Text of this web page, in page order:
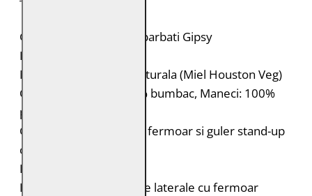
Geaca de piele pentru barbati Gipsy
Brand: Gipsy
Material: 100% piele naturala (Miel Houston Veg)
Captuseala: Corp: 100% bumbac, Maneci: 100%
poliester
Geaca de piele biker cu fermoar si guler stand-up
cu capsa
Insertii elastice laterale
Doua buzunare verticale laterale cu fermoar